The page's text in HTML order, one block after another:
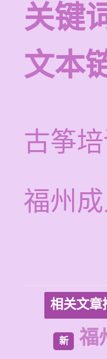
关键
文本
古筝
福州
相关文章
新 福